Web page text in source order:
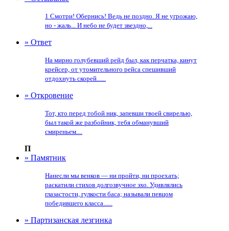
1 Смотри! Обернись! Ведь не поздно. Я не угрожаю,
но - жаль... И небо не будет звездно,...
» Ответ
На мирно голубевший рейд был, как перчатка, кинут
крейсер, от утомительного рейса спешивший
отдохнуть скорей......
» Откровение
Тот, кто перед тобой ник, запевши твоей свирелью,
был такой же разбойник, тебя обманувший
смиреньем....
П
» Памятник
Нанесли мы венков — ни пройти, ни проехать;
раскатили стихов долгозвучное эхо. Удивлялись
глазастости, гулкости баса; называли певцом
победившего класса......
» Партизанская лезгинка